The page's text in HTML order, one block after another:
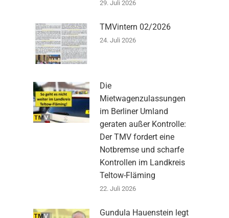
29. Juli 2026
TMVintern 02/2026
24. Juli 2026
Die
Mietwagenzulassungen
im Berliner Umland
geraten außer Kontrolle:
Der TMV fordert eine
Notbremse und scharfe
Kontrollen im Landkreis
Teltow-Fläming
22. Juli 2026
Gundula Hauenstein legt